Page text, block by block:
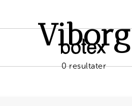
Viborg
0 resultater